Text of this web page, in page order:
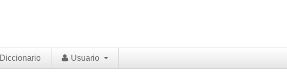
Diccionario Usuario